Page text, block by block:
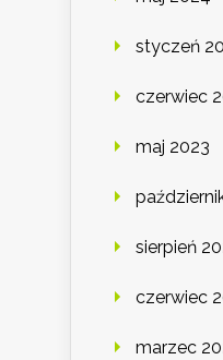
styczeń
czerwiec
maj 2023
sierpień
czerwiec
marzec